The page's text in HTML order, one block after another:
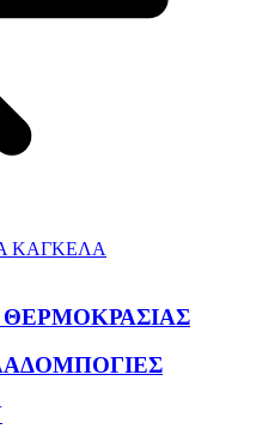
ΚΑΓΚΕΛΑ